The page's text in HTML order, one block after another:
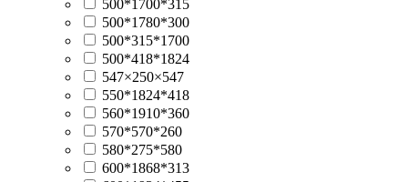
500*1700*315
500*1780*300
500*315*1700
500*418*1824
547×250×547
550*1824*418
560*1910*360
570*570*260
580*275*580
600*1868*313